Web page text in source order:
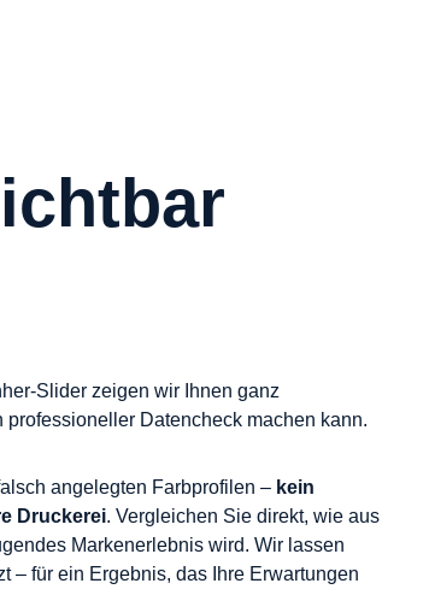
Slider zeigen wir Ihnen ganz
Datencheck machen kann.
angelegten Farbprofilen – kein
Druckerei. Vergleichen Sie direkt, wie aus
Markenerlebnis wird. Wir lassen
– für ein Ergebnis, das Ihre Erwartungen